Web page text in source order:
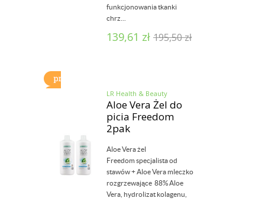
funkcjonowania tkanki
chrz...
139,61 zł 195,50zł
LR Health & Beauty
Aloe Vera Żel do
picia Freedom
2pak
Aloe Vera żel
Freedom specjalista od
stawów + Aloe Vera mleczko
rozgrzewające 88% Aloe
Vera, hydrolizat kolagenu,